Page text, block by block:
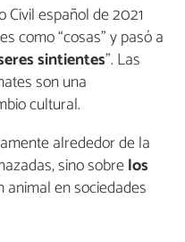
español de 2021
como “cosas” y pasó a
sintientes”. Las
son una
cultural.
alrededor de la
sino sobrelos
animal en sociedades